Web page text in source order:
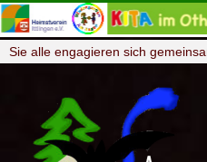
Sie alle engagieren sich